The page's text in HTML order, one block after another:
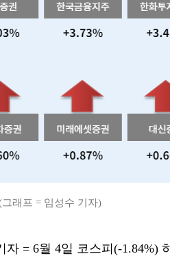
그래프 = 임성수 기자)
자 = 6월 4일 코스피(-1.84%)